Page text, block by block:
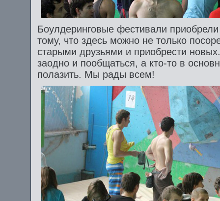
Боулдеринговые фестивали
тому, что здесь можно не только
старыми друзьями и приобрести
заодно и пообщаться, а кто-то в
полазить. Мы рады всем!